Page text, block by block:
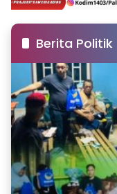
Berita Politik